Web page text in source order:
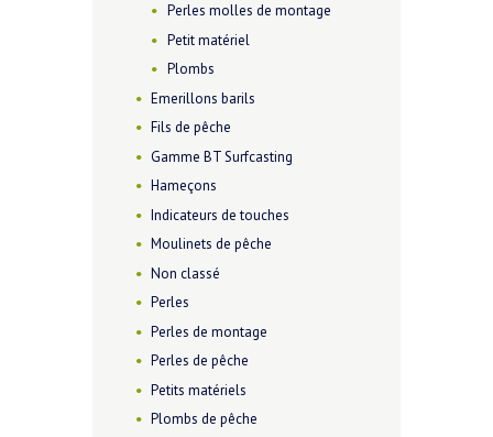
Perles molles de montage
Petit matériel
Plombs
Emerillons barils
Fils de pêche
Gamme BT Surfcasting
Hameçons
Indicateurs de touches
Moulinets de pêche
Non classé
Perles
Perles de montage
Perles de pêche
Petits matériels
Plombs de pêche